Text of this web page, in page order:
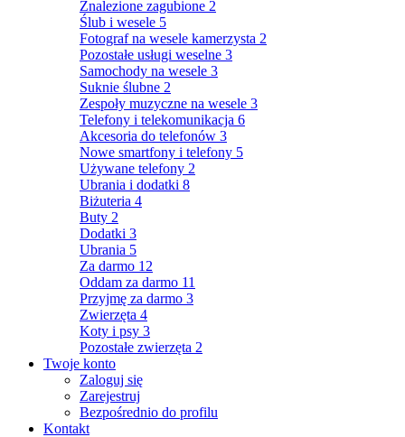
Znalezione zagubione 2
Ślub i wesele 5
Fotograf na wesele kamerzysta 2
Pozostałe usługi weselne 3
Samochody na wesele 3
Suknie ślubne 2
Zespoły muzyczne na wesele 3
Telefony i telekomunikacja 6
Akcesoria do telefonów 3
Nowe smartfony i telefony 5
Używane telefony 2
Ubrania i dodatki 8
Biżuteria 4
Buty 2
Dodatki 3
Ubrania 5
Za darmo 12
Oddam za darmo 11
Przyjmę za darmo 3
Zwierzęta 4
Koty i psy 3
Pozostałe zwierzęta 2
Twoje konto
Zaloguj się
Zarejestruj
Bezpośrednio do profilu
Kontakt